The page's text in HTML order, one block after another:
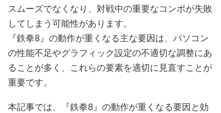
スムーズでなくなり、対戦中の重要なコンボが失敗
してしまう可能性があります。
『鉄拳8』の動作が重くなる主な要因は、パソコン
の性能不足やグラフィック設定の不適切な調整にあ
ることが多く、これらの要素を適切に見直すことが
重要です。
本記事では、『鉄拳8』の動作が重くなる要因と効